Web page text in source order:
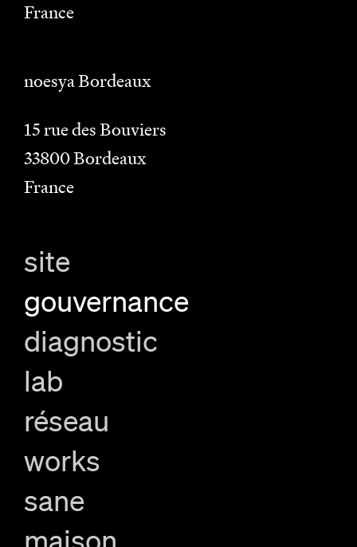
France
noesya Bordeaux
15 rue des Bouviers
33800Bordeaux
France
site
gouvernance
diagnostic
lab
réseau
works
sane